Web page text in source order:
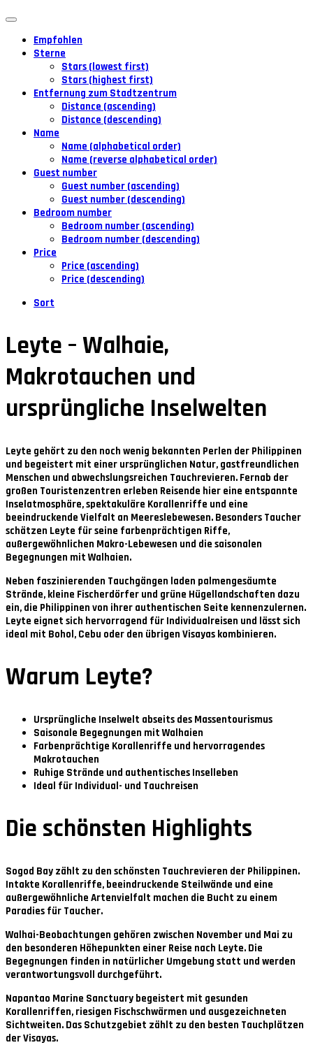
Empfohlen
Sterne
Stars (lowest first)
Stars (highest first)
Entfernung zum Stadtzentrum
Distance (ascending)
Distance (descending)
Name
Name (alphabetical order)
Name (reverse alphabetical order)
Guest number
Guest number (ascending)
Guest number (descending)
Bedroom number
Bedroom number (ascending)
Bedroom number (descending)
Price
Price (ascending)
Price (descending)
Sort
Leyte – Walhaie,
Makrotauchen und
ursprüngliche Inselwelten
Leyte gehört zu den noch wenig bekannten Perlen der Philippinen
und begeistert mit einer ursprünglichen Natur, gastfreundlichen
Menschen und abwechslungsreichen Tauchrevieren. Fernab der
großen Touristenzentren erleben Reisende hier eine entspannte
Inselatmosphäre, spektakuläre Korallenriffe und eine
beeindruckende Vielfalt an Meereslebewesen. Besonders Taucher
schätzen Leyte für seine farbenprächtigen Riffe,
außergewöhnlichen Makro-Lebewesen und die saisonalen
Begegnungen mit Walhaien.
Neben faszinierenden Tauchgängen laden palmengesäumte
Strände, kleine Fischerdörfer und grüne Hügellandschaften dazu
ein, die Philippinen von ihrer authentischen Seite kennenzulernen.
Leyte eignet sich hervorragend für Individualreisen und lässt sich
ideal mit Bohol, Cebu oder den übrigen Visayas kombinieren.
Warum Leyte?
Ursprüngliche Inselwelt abseits des Massentourismus
Saisonale Begegnungen mit Walhaien
Farbenprächtige Korallenriffe und hervorragendes
Makrotauchen
Ruhige Strände und authentisches Inselleben
Ideal für Individual- und Tauchreisen
Die schönsten Highlights
Sogod Bay zählt zu den schönsten Tauchrevieren der Philippinen.
Intakte Korallenriffe, beeindruckende Steilwände und eine
außergewöhnliche Artenvielfalt machen die Bucht zu einem
Paradies für Taucher.
Walhai-Beobachtungen gehören zwischen November und Mai zu
den besonderen Höhepunkten einer Reise nach Leyte. Die
Begegnungen finden in natürlicher Umgebung statt und werden
verantwortungsvoll durchgeführt.
Napantao Marine Sanctuary begeistert mit gesunden
Korallenriffen, riesigen Fischschwärmen und ausgezeichneten
Sichtweiten. Das Schutzgebiet zählt zu den besten Tauchplätzen
der Visayas.